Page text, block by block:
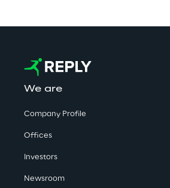
We are
Company Profile
Offices
Investors
Newsroom